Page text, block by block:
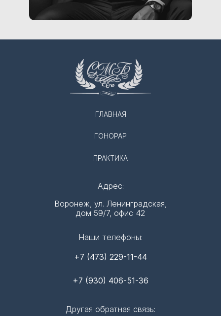
ГЛАВНАЯ
ГОНОРАР
ПРАКТИКА
Адрес:
Воронеж, ул. Ленинградская,
дом 59/7, офис 42
Наши телефоны:
+7 (473) 229-11-44
+7 (930) 406-51-36
Другая обратная связь: